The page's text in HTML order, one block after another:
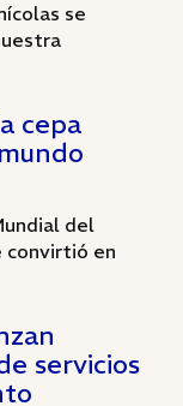
se
cepa
del
convirtió en
servicios